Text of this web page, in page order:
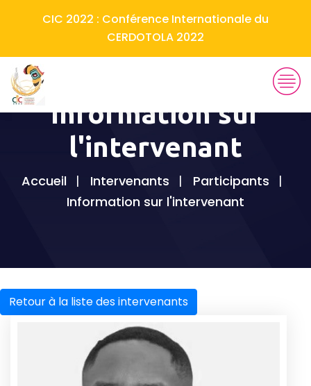
CIC 2022 : Conférence Internationale du
CERDOTOLA 2022
Information sur
l'intervenant
Accueil Intervenants
Participants
Information sur l'intervenant
Retour à la liste des intervenants